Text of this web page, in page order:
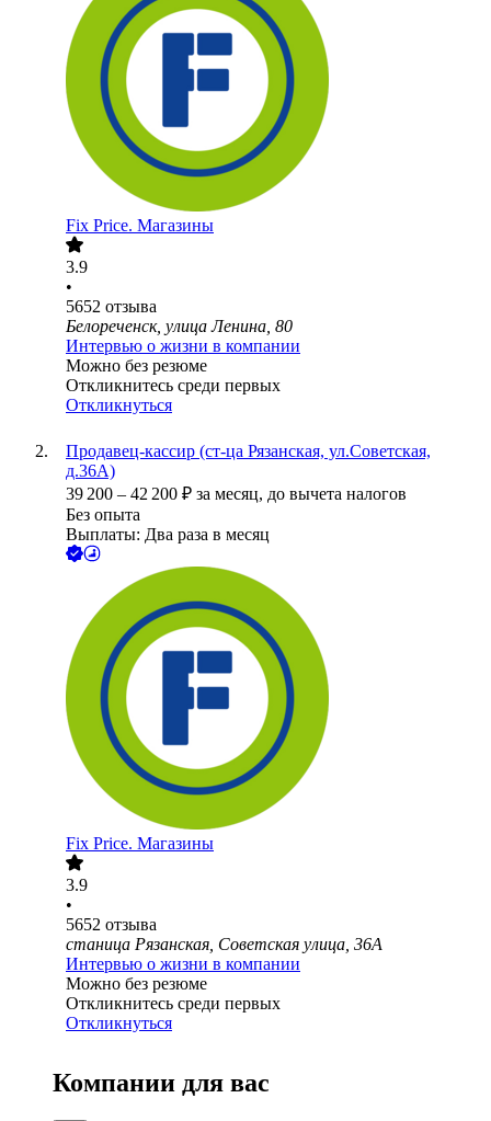
Fix Price. Магазины
3.9
•
5652 отзыва
Белореченск, улица Ленина, 80
Интервью о жизни в компании
Можно без резюме
Откликнитесь среди первых
Откликнуться
Продавец-кассир (ст-ца Рязанская, ул.Советская,
д.36А)
39 200 – 42 200 ₽ за месяц, до вычета налогов
Без опыта
Выплаты: Два раза в месяц
Fix Price. Магазины
3.9
•
5652 отзыва
станица Рязанская, Советская улица, 36А
Интервью о жизни в компании
Можно без резюме
Откликнитесь среди первых
Откликнуться
Компании для вас